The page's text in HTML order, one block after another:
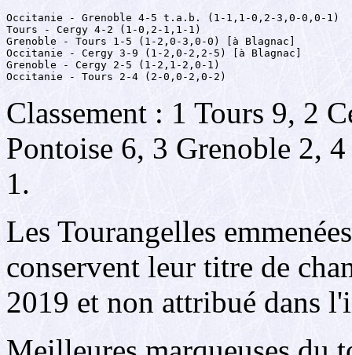
Occitanie - Grenoble 4-5 t.a.b. (1-1,1-0,2-3,0-0,0-1)
Tours - Cergy 4-2 (1-0,2-1,1-1)
Grenoble - Tours 1-5 (1-2,0-3,0-0) [à Blagnac]
Occitanie - Cergy 3-9 (1-2,0-2,2-5) [à Blagnac]
Grenoble - Cergy 2-5 (1-2,1-2,0-1)
Occitanie - Tours 2-4 (2-0,0-2,0-2)
Classement : 1 Tours 9, 2
Pontoise 6, 3 Grenoble 2,
1.
Les Tourangelles
conservent leur titre de
2019 et non attribué dans